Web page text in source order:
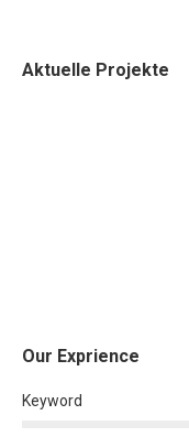
Aktuelle Projekte
Our Exprience
Keyword